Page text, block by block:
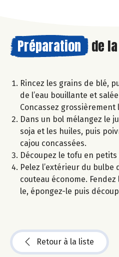
Préparation de la
Rincez les grains de blé,
de l’eau bouillante et
Concassez grossièrement
Dans un bol mélangez le
soja et les huiles, puis
cajou concassées.
Découpez le tofu en petits
Pelez l’extérieur du bulbe
couteau économe.
le, épongez-le puis
Retour à la liste